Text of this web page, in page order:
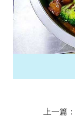
上一篇：